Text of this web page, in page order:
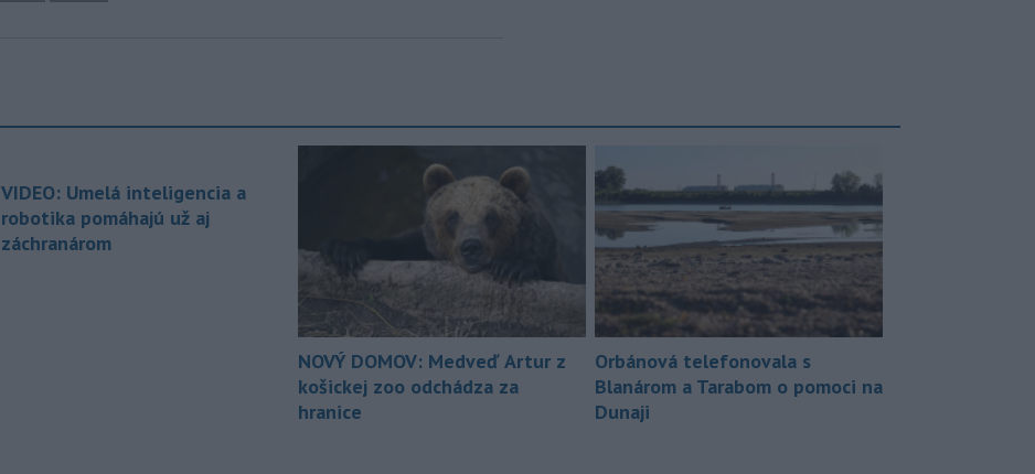
VIDEO: Umelá inteligencia a
robotika pomáhajú už aj
záchranárom
NOVÝ DOMOV: Medveď Artur z
košickej zoo odchádza za
hranice
Orbánová telefonovala s
Blanárom a Tarabom o pomoci na
Dunaji